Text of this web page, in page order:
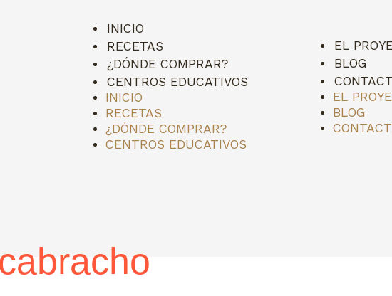
INICIO
RECETAS
¿DÓNDE COMPRAR?
CENTROS EDUCATIVOS
INICIO
RECETAS
¿DÓNDE COMPRAR?
CENTROS EDUCATIVOS
EL
BLOG
EL
BLOG